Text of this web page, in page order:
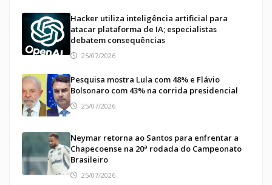
Hacker utiliza inteligência artificial para
atacar plataforma de IA; especialistas
debatem consequências
25/07/2026
Pesquisa mostra Lula com 48% e Flávio
Bolsonaro com 43% na corrida presidencial
25/07/2026
Neymar retorna ao Santos para enfrentar a
Chapecoense na 20ª rodada do Campeonato
Brasileiro
25/07/2026